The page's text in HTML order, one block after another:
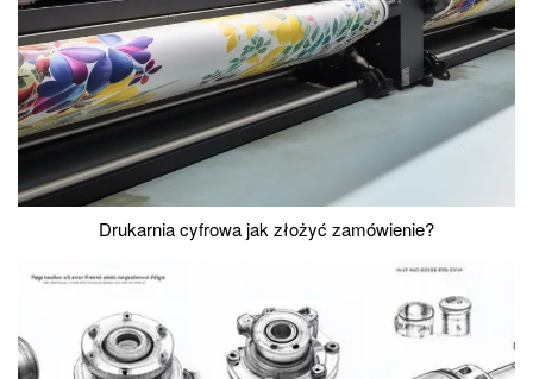
Drukarnia cyfrowa jak złożyć zamówienie?